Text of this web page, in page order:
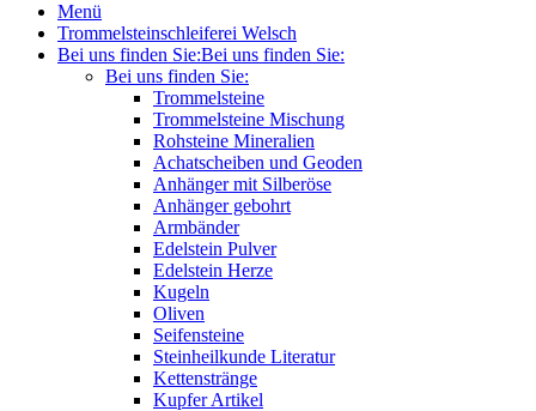
Menü
Trommelsteinschleiferei Welsch
Bei uns finden Sie:Bei uns finden Sie:
Bei uns finden Sie:
Trommelsteine
Trommelsteine Mischung
Rohsteine Mineralien
Achatscheiben und Geoden
Anhänger mit Silberöse
Anhänger gebohrt
Armbänder
Edelstein Pulver
Edelstein Herze
Kugeln
Oliven
Seifensteine
Steinheilkunde Literatur
Kettenstränge
Kupfer Artikel